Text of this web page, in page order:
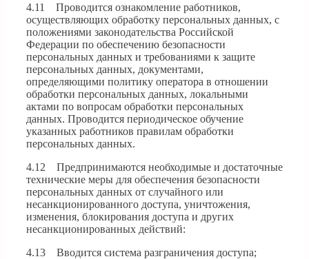
4.11 Проводится ознакомление работников,
осуществляющих обработку персональных данных, с
положениями законодательства Российской
Федерации по обеспечению безопасности
персональных данных и требованиями к защите
персональных данных, документами,
определяющими политику оператора в отношении
обработки персональных данных, локальными
актами по вопросам обработки персональных
данных. Проводится периодическое обучение
указанных работников правилам обработки
персональных данных.
4.12 Предпринимаются необходимые и достаточные
технические меры для обеспечения безопасности
персональных данных от случайного или
несанкционированного доступа, уничтожения,
изменения, блокирования доступа и других
несанкционированных действий:
4.13 Вводится система разграничения доступа;